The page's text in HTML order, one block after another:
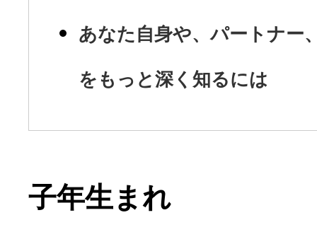
あなた自身や、パートナー
をもっと深く知るには
子年生まれ